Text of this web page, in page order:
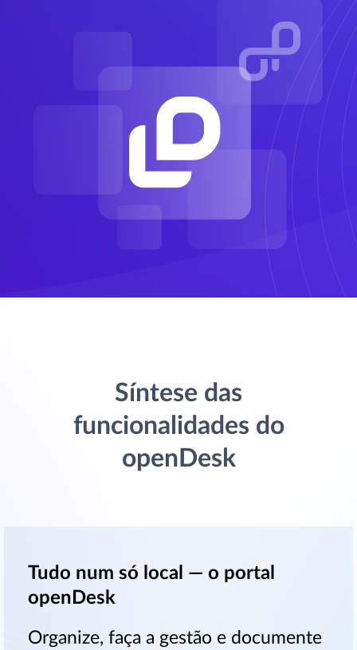
Síntese das
funcionalidades do
openDesk
Tudo num só local — o portal
openDesk
Organize, faça a gestão e documente